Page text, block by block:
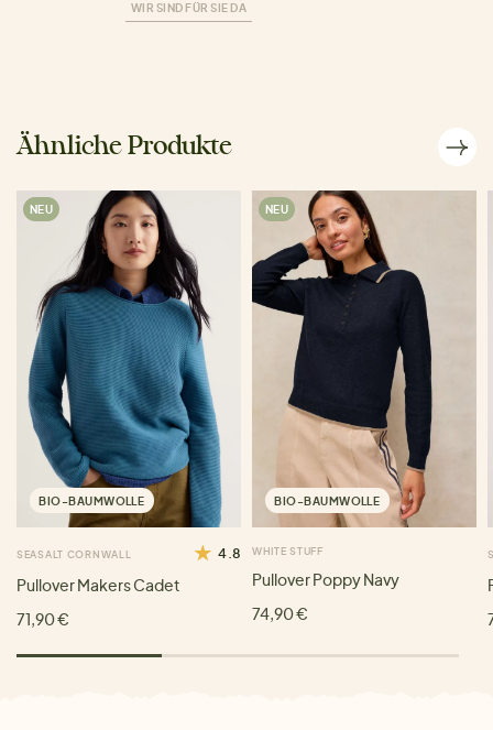
WIR SIND FÜR SIE DA
Ähnliche Produkte
NEU
BIO-BAUMWOLLE
SEASALT CORNWALL 4.8
Pullover Makers Cadet
71,90 €
NEU
BIO-BAUMWOLLE
WHITE STUFF
Pullover Poppy Navy
74,90 €